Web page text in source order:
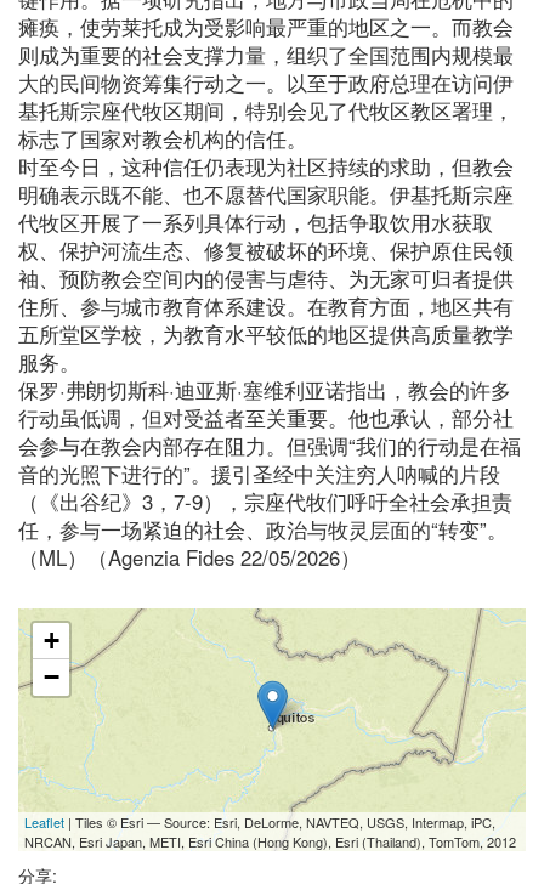
瘫痪，使劳莱托成为受影响最严重的地区之一。而教会
则成为重要的社会支撑力量，组织了全国范围内规模最
大的民间物资筹集行动之一。以至于政府总理在访问伊
基托斯宗座代牧区期间，特别会见了代牧区教区署理，
标志了国家对教会机构的信任。
时至今日，这种信任仍表现为社区持续的求助，但教会
明确表示既不能、也不愿替代国家职能。伊基托斯宗座
代牧区开展了一系列具体行动，包括争取饮用水获取
权、保护河流生态、修复被破坏的环境、保护原住民领
袖、预防教会空间内的侵害与虐待、为无家可归者提供
住所、参与城市教育体系建设。在教育方面，地区共有
五所堂区学校，为教育水平较低的地区提供高质量教学
服务。
保罗·弗朗切斯科·迪亚斯·塞维利亚诺指出，教会的许多
行动虽低调，但对受益者至关重要。他也承认，部分社
会参与在教会内部存在阻力。但强调“我们的行动是在福
音的光照下进行的”。援引圣经中关注穷人呐喊的片段
（《出谷纪》3，7-9），宗座代牧们呼吁全社会承担责
任，参与一场紧迫的社会、政治与牧灵层面的“转变”。
（ML）（Agenzia Fides 22/05/2026）
+
−
Leaflet | Tiles © Esri — Source: Esri, DeLorme, NAVTEQ, USGS, Intermap, iPC,
NRCAN, Esri Japan, METI, Esri China (Hong Kong), Esri (Thailand), TomTom, 2012
分享: